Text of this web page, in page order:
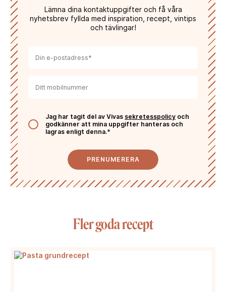
Lämna dina kontaktuppgifter och få våra
nyhetsbrev fyllda med inspiration, recept, vintips
och tävlingar!
Jag har tagit del av Vivas sekretesspolicy och
godkänner att mina uppgifter hanteras och
lagras enligt denna.*
PRENUMERERA
Fler goda recept